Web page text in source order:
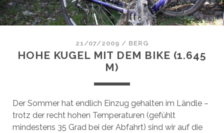
21/07/2009 / BERG
HOHE KUGEL MIT DEM BIKE (1.645
M)
Der Sommer hat endlich Einzug gehalten im Ländle –
trotz der recht hohen Temperaturen (gefühlt
mindestens 35 Grad bei der Abfahrt) sind wir auf die